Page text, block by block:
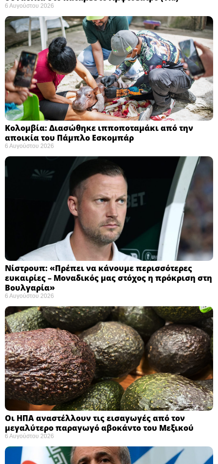
6 Αυγούστου 2026
Κολομβία: Διασώθηκε ιπποποταμάκι από την
αποικία του Πάμπλο Εσκομπάρ ​
6 Αυγούστου 2026
Νίστρουπ: «Πρέπει να κάνουμε περισσότερες
ευκαιρίες – Μοναδικός μας στόχος η πρόκριση στη
Βουλγαρία» ​
6 Αυγούστου 2026
Οι ΗΠΑ αναστέλλουν τις εισαγωγές από τον
μεγαλύτερο παραγωγό αβοκάντο του Μεξικού ​
6 Αυγούστου 2026